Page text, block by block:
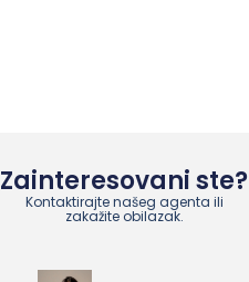
Zainteresovani ste?
Kontaktirajte našeg agenta ili
zakažite obilazak.